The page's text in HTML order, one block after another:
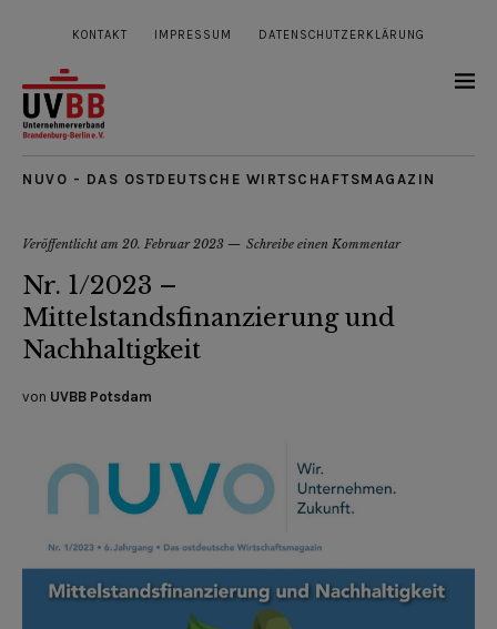
KONTAKT IMPRESSUM DATENSCHUTZERKLÄRUNG
NUVO - DAS OSTDEUTSCHE WIRTSCHAFTSMAGAZIN
Veröffentlicht am 20. Februar 2023 Schreibe einen Kommentar
Nr. 1/2023 –
Mittelstandsfinanzierung und
Nachhaltigkeit
von UVBB Potsdam